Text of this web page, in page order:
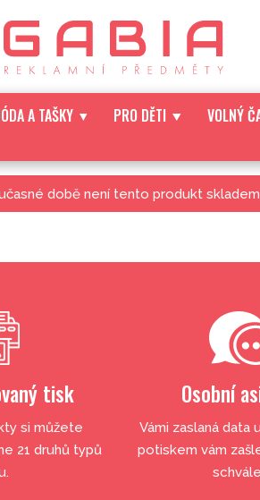
A TAŠKY PRO DĚTI VOLNÝ
době není tento produkt
tisk
si můžete
21 druhů typů
Osobní
Vámi zaslaná data
potiskem vám